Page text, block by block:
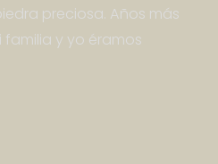
preciosa. Años más
y yo éramos